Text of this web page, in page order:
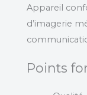
Appareil
d’imagerie
Points